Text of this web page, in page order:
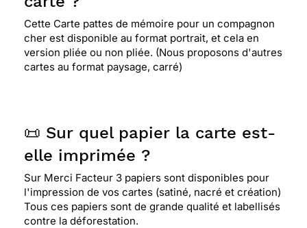
Cette Carte pattes de mémoire pour un compagnon
cher est disponible au format portrait, et cela en
version pliée ou non pliée. (Nous proposons d'autres
cartes au format paysage, carré)
📜 Sur quel papier la carte est-
elle imprimée ?
Sur Merci Facteur 3 papiers sont disponibles pour
l'impression de vos cartes (satiné, nacré et création)
Tous ces papiers sont de grande qualité et labellisés
contre la déforestation.